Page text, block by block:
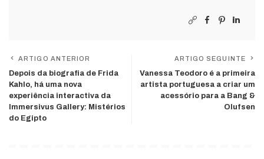
ARTIGO ANTERIOR
Depois da biografia de Frida
Kahlo, há uma nova
experiência interactiva da
Immersivus Gallery: Mistérios
do Egipto
ARTIGO SEGUINTE
Vanessa Teodoro é a primeira
artista portuguesa a criar um
acessório para a Bang &
Olufsen